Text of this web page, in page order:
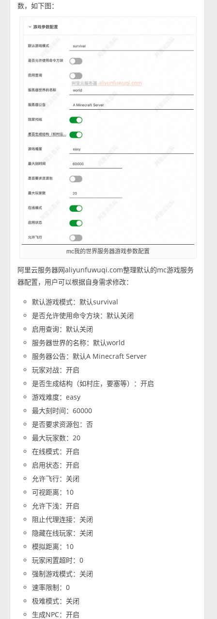
数，如下图：
mc我的世界服务器游戏参数配置
阿里云服务器网aliyunfuwuqi.com整理默认的mc游戏服务
器配置，用户可以根据自身需求修改：
默认游戏模式：默认survival
是否允许使用命令方块：默认关闭
启用查询：默认关闭
服务器世界的名称：默认world
服务器公告：默认A Minecraft Server
玩家对战：开启
是否生成结构（如村庄，要塞等）：开启
游戏难度：easy
最大刻时间：60000
是否要求资源包：否
最大玩家数：20
在线模式：开启
启用状态：开启
允许飞行：关闭
可视距离：10
允许下浅：开启
阻止代理连接：关闭
隐藏在线玩家：关闭
模拟距离：10
玩家闲置超时：0
强制游戏模式：关闭
速率限制：0
极难模式：关闭
生成NPC：开启